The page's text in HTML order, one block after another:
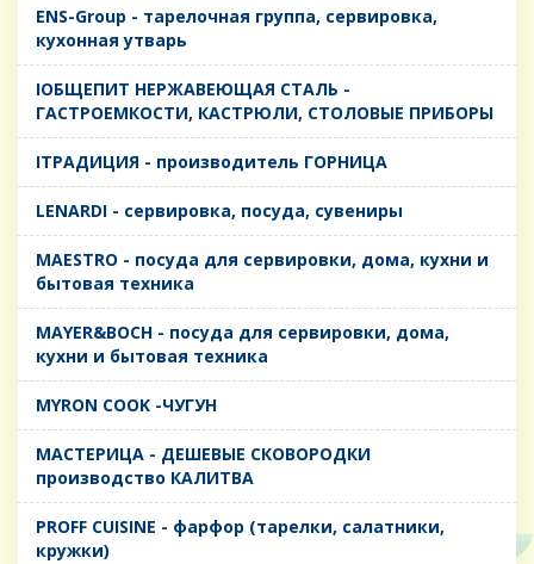
ENS-Group - тарелочная группа, сервировка,
кухонная утварь
IОБЩЕПИТ НЕРЖАВЕЮЩАЯ СТАЛЬ -
ГАСТРОЕМКОСТИ, КАСТРЮЛИ, СТОЛОВЫЕ ПРИБОРЫ
IТРАДИЦИЯ - производитель ГОРНИЦА
LENARDI - сервировка, посуда, сувениры
MAESTRO - посуда для сервировки, дома, кухни и
бытовая техника
MAYER&BOCH - посуда для сервировки, дома,
кухни и бытовая техника
MYRON COOK -ЧУГУН
MАСТЕРИЦА - ДЕШЕВЫЕ СКОВОРОДКИ
производство КАЛИТВА
PROFF CUISINE - фарфор (тарелки, салатники,
кружки)